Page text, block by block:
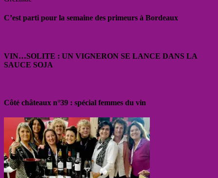
C’est parti pour la semaine des primeurs à Bordeaux
VIN…SOLITE : UN VIGNERON SE LANCE DANS LA
SAUCE SOJA
Côté châteaux n°39 : spécial femmes du vin